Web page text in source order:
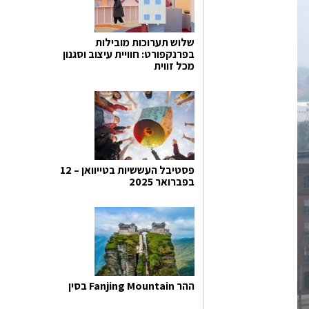
שלוש תערוכות מובילות
בפרנקפורט: חוויית עיצוב וסגנון
מכל זווית
פסטיבל העששיות בטייוואן – 12
בפברואר 2025
ההר Fanjing Mountain בסין